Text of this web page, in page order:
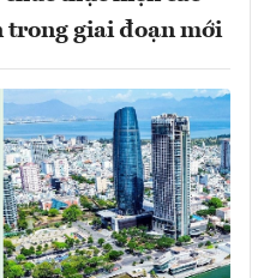
giai đoạn mới